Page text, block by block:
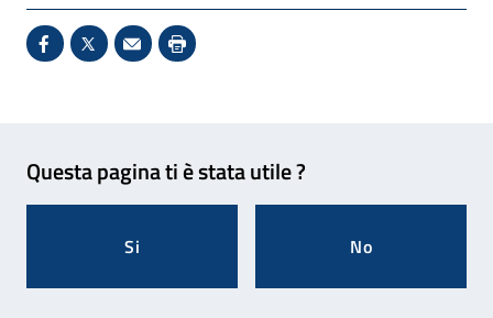
Condividi su Facebook - Sito esterno - Apertura in
X - Sito esterno - Apertura in nuova finestra
Invio Mail: apre il programma di posta
Stampa pagina: scelta meno
Questa pagina ti è stata utile ?
Si No